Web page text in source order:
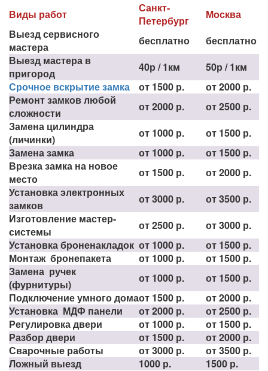
Виды работ
Санкт-
Петербург
Москва
Выезд сервисного
мастера
бесплатно
бесплатно
Выезд мастера в
пригород
40р / 1км
50р / 1км
Срочное вскрытие замка
от 1500 р.
от 2000 р.
Ремонт замков любой
сложности
от 2000 р.
от 2500 р.
Замена цилиндра
(личинки)
от 1000 р.
от 1500 р.
Замена замка
от 1000 р.
от 1500 р.
Врезка замка на новое
место
от 1500 р.
от 2000 р.
Установка электронных
замков
от 3000 р.
от 3500 р.
Изготовление мастер-
системы
от 2500 р.
от 3000 р.
Установка броненакладок от 1000 р.
от 1500 р.
Монтаж бронепакета
от 1000 р.
от 1500 р.
Замена ручек
(фурнитуры)
от 1000 р.
от 1500 р.
Подключение умного домаот 1500 р.
от 2000 р.
Установка МДФ панели
от 2000 р.
от 2500 р.
Регулировка двери
от 1000 р.
от 1500 р.
Разбор двери
от 1500 р.
от 2000 р.
Сварочные работы
от 3000 р.
от 3500 р.
Ложный выезд
1000 р. 1500 р.